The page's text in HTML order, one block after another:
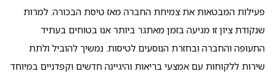
פעילות המבטאות את צמיחת החברה מאז טיסת הבכורה. למרות
שנקודת ציון זו מגיעה בזמן מאתגר ביותר אנו בטוחים בעתיד
התעופה והחברה ובחזרת הנוסעים לטיסות. נמשיך להוביל ולתת
שירות ללקוחות עם אמצעי בריאות והיגיינה חדשים וקפדניים במיוחד